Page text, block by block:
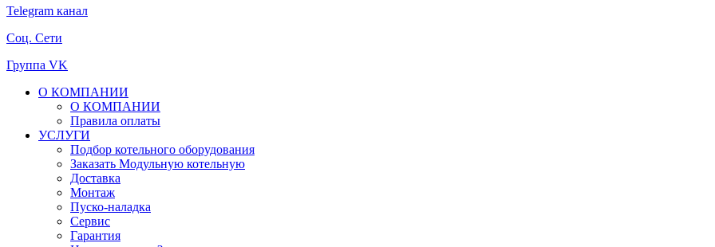
Telegram канал
Соц. Сети
Группа VK
О КОМПАНИИ
О КОМПАНИИ
Правила оплаты
УСЛУГИ
Подбор котельного оборудования
Заказать Модульную котельную
Доставка
Монтаж
Пуско-наладка
Сервис
Гарантия